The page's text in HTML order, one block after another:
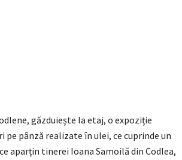
găzduiește la etaj, o expoziție
pe pânză realizate în ulei, ce cuprinde un
aparțin tinerei Ioana Samoilă din Codlea,